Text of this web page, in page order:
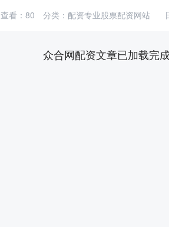
查看： 80 分类： 配资专业股票配资网站
众合网配资文章已加载完